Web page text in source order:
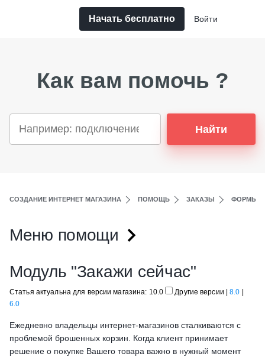
Начать бесплатно Войти
Как вам помочь ?
Найти
СОЗДАНИЕ ИНТЕРНЕТ МАГАЗИНА ПОМОЩЬ ЗАКАЗЫ ФОРМЫ
Меню помощи
Модуль "Закажи сейчас"
Статья актуальна для версии магазина: 10.0 Другие версии |8.0
6.0
Ежедневно владельцы интернет-магазинов сталкиваются с
проблемой брошенных корзин. Когда клиент принимает
решение о покупке Вашего товара важно в нужный момент